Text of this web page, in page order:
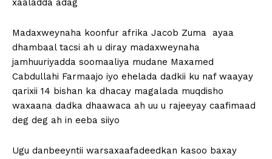
xaaladda adag
Madaxweynaha koonfur afrika Jacob Zuma ayaa
dhambaal tacsi ah u diray madaxweynaha
jamhuuriyadda soomaaliya mudane Maxamed
Cabdullahi Farmaajo iyo ehelada dadkii ku naf waayay
qarixii 14 bishan ka dhacay magalada muqdisho
waxaana dadka dhaawaca ah uu u rajeeyay caafimaad
deg deg ah in eeba siiyo
Ugu danbeeyntii warsaxaafadeedkan kasoo baxay